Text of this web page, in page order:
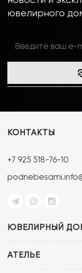
ювелирного
ЮВЕЛИРНЫЙ
АТЕЛЬЕ
КОНТАКТЫ
+7 925 518-76-10